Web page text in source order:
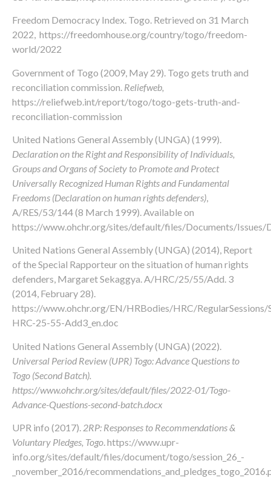
Freedom Democracy Index. Togo. Retrieved on 31 March
2022, https://freedomhouse.org/country/togo/freedom-
world/2022
Government of Togo (2009, May 29). Togo gets truth and
reconciliation commission. Reliefweb,
https://reliefweb.int/report/togo/togo-gets-truth-and-
reconciliation-commission
United Nations General Assembly (UNGA) (1999).
Declaration on the Right and Responsibility of Individuals,
Groups and Organs of Society to Promote and Protect
Universally Recognized Human Rights and Fundamental
Freedoms (Declaration on human rights defenders),
A/RES/53/144 (8 March 1999). Available on
https://www.ohchr.org/sites/default/files/Documents/
United Nations General Assembly (UNGA) (2014), Report
of the Special Rapporteur on the situation of human rights
defenders, Margaret Sekaggya. A/HRC/25/55/Add. 3
(2014, February 28).
https://www.ohchr.org/EN/HRBodies/HRC/
HRC-25-55-Add3_en.doc
United Nations General Assembly (UNGA) (2022).
Universal Period Review (UPR) Togo: Advance Questions to
Togo (Second Batch).
https://www.ohchr.org/sites/default/files/2022-01/Togo-
Advance-Questions-second-batch.docx
UPR info (2017). 2RP: Responses to Recommendations &
Voluntary Pledges, Togo.https://www.upr-
info.org/sites/default/files/document/togo/session_26_-
_november_2016/